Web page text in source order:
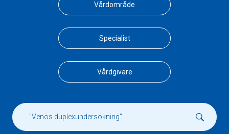
Vårdområde
Specialist
Vårdgivare